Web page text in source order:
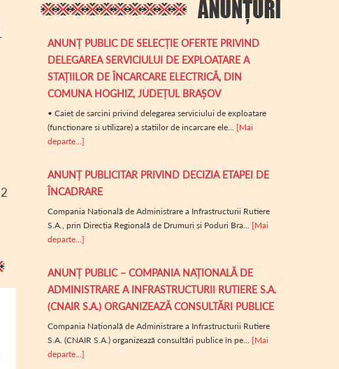
ANUNȚ PUBLIC DE SELECȚIE OFERTE PRIVIND
DELEGAREA SERVICIULUI DE EXPLOATARE A
STAȚIILOR DE ÎNCARCARE ELECTRICĂ, DIN
COMUNA HOGHIZ, JUDEȚUL BRAȘOV
• Caiet de sarcini privind delegarea serviciului de exploatare
(functionare si utilizare) a statiilor de incarcare ele... [Mai
departe...]
ANUNȚ PUBLICITAR PRIVIND DECIZIA ETAPEI DE
ÎNCADRARE
Compania Națională de Administrare a Infrastructurii Rutiere
S.A., prin Direcția Regională de Drumuri și Poduri Bra... [Mai
departe...]
ANUNȚ PUBLIC – COMPANIA NAȚIONALĂ DE
ADMINISTRARE A INFRASTRUCTURII RUTIERE S.A.
(CNAIR S.A.) ORGANIZEAZĂ CONSULTĂRI PUBLICE
Compania Națională de Administrare a Infrastructurii Rutiere
S.A. (CNAIR S.A.) organizează consultări publice în pe... [Mai
departe...]